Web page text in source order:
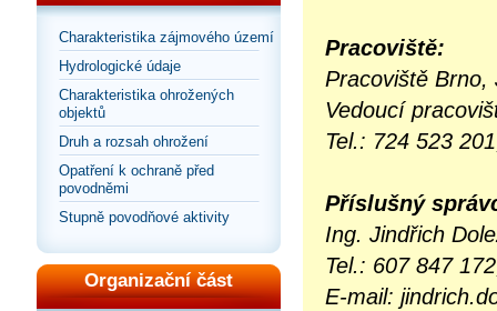
Charakteristika zájmového území
Hydrologické údaje
Charakteristika ohrožených
objektů
Druh a rozsah ohrožení
Opatření k ochraně před
povodněmi
Stupně povodňové aktivity
Organizační část
Pracoviště:
Pracoviště Brno,
Vedoucí
Tel.: 724 523
Příslušný
Ing. Jindřich
Tel.: 607 847
E-mail: